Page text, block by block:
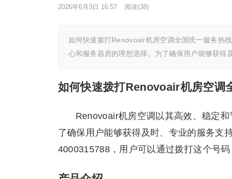
2026年6月3日 16:57 阅读(38)
如何快速拨打Renovoair机房空调全国统一服务热
心和服务器房的理想选择。为了确保用户能够获得
如何快速拨打Renovoair机房空调
Renovoair机房空调以其高效、稳定
了确保用户能够获得及时、专业的服务支
4000315788，用户可以通过拨打这个号